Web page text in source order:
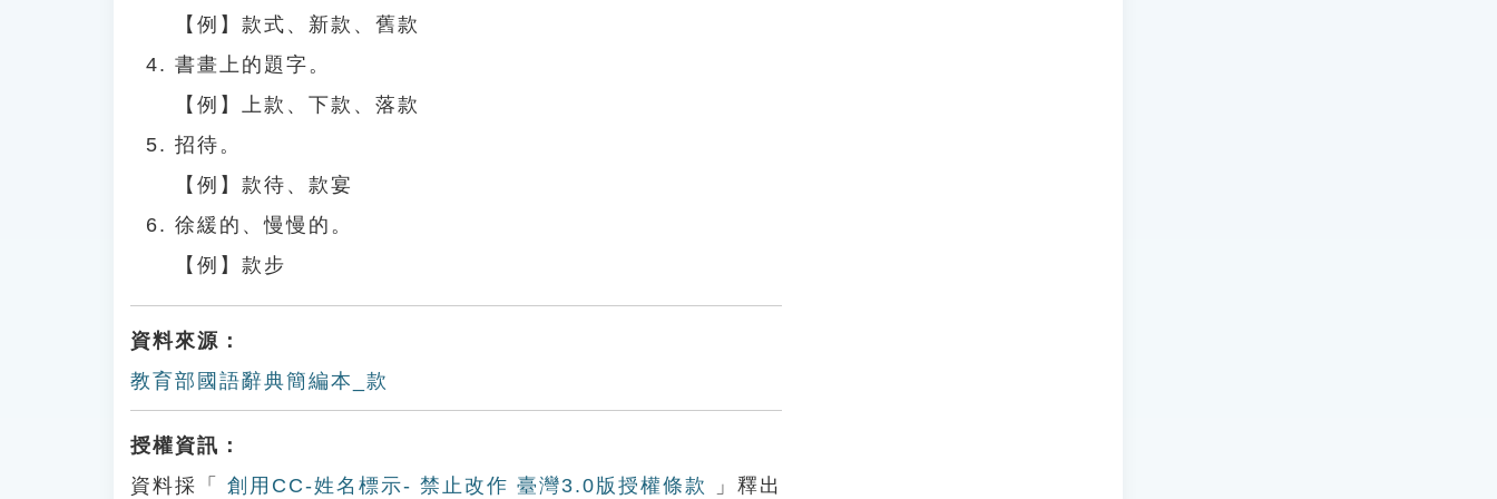
【例】款式、新款、舊款
書畫上的題字。
【例】上款、下款、落款
招待。
【例】款待、款宴
徐緩的、慢慢的。
【例】款步
資料來源：
教育部國語辭典簡編本_款
授權資訊：
資料採「
創用CC-姓名標示- 禁止改作 臺灣3.0版授權條款 」釋出